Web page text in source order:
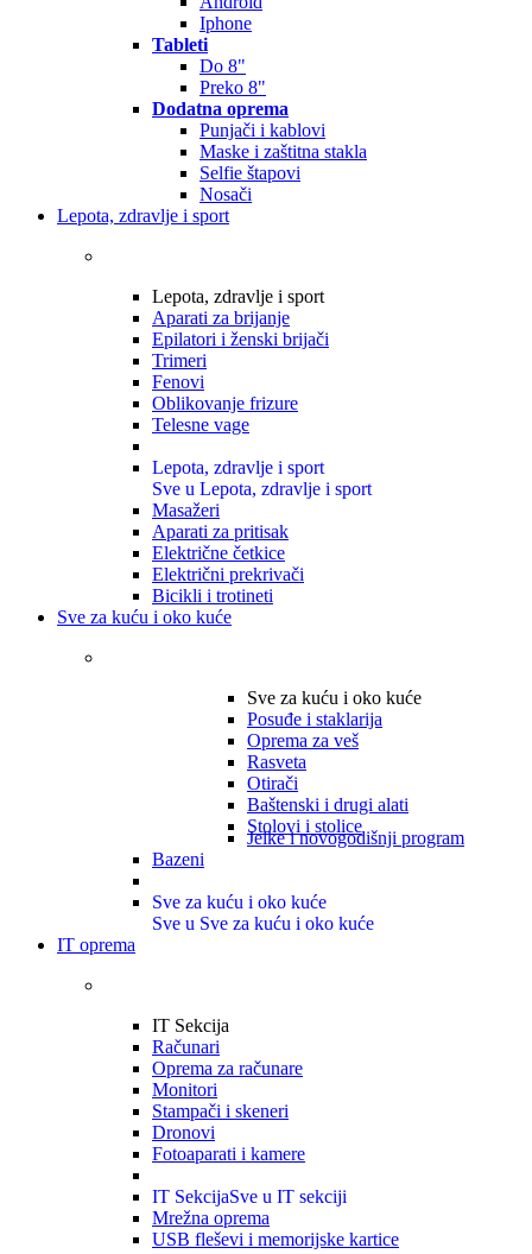
Iphone
Tableti
Do 8"
Preko 8"
Dodatna oprema
Punjači i kablovi
Maske i zaštitna stakla
Selfie štapovi
Nosači
Lepota, zdravlje i sport
Lepota, zdravlje i sport
Aparati za brijanje
Epilatori i ženski brijači
Trimeri
Fenovi
Oblikovanje frizure
Telesne vage
Lepota, zdravlje i sport
Sve u Lepota, zdravlje i sport
Masažeri
Aparati za pritisak
Električne četkice
Električni prekrivači
Bicikli i trotineti
Sve za kuću i oko kuće
Sve za kuću i oko kuće
Posuđe i staklarija
Oprema za veš
Rasveta
Otirači
Baštenski i drugi alati
Stolovi i stolice
Jelke i novogodišnji program
Bazeni
Sve za kuću i oko kuće
Sve u Sve za kuću i oko kuće
IT oprema
IT Sekcija
Računari
Oprema za računare
Monitori
Stampači i skeneri
Dronovi
Fotoaparati i kamere
IT SekcijaSve u IT sekciji
Mrežna oprema
USB fleševi i memorijske kartice